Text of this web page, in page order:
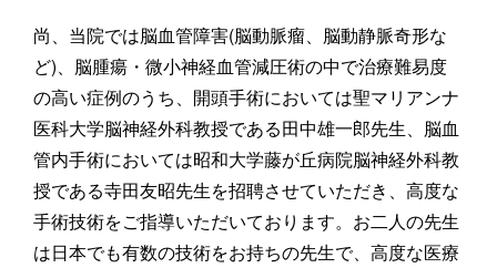
尚、当院では脳血管障害(脳動脈瘤、脳動静脈奇形な
ど)、脳腫瘍・微小神経血管減圧術の中で治療難易度
の高い症例のうち、開頭手術においては聖マリアンナ
医科大学脳神経外科教授である田中雄一郎先生、脳血
管内手術においては昭和大学藤が丘病院脳神経外科教
授である寺田友昭先生を招聘させていただき、高度な
手術技術をご指導いただいております。お二人の先生
は日本でも有数の技術をお持ちの先生で、高度な医療